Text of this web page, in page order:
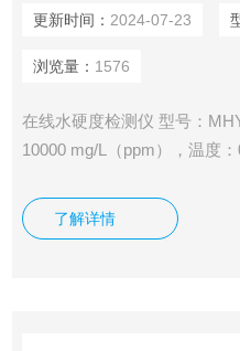
更新时间： 2024-07-23
浏览量： 1576
在线水硬度检测仪 型号：
10000 mg/L（ppm），温度
为0-60℃，相对湿度≤90% 产
96mm*96mm*156mm
了解详情